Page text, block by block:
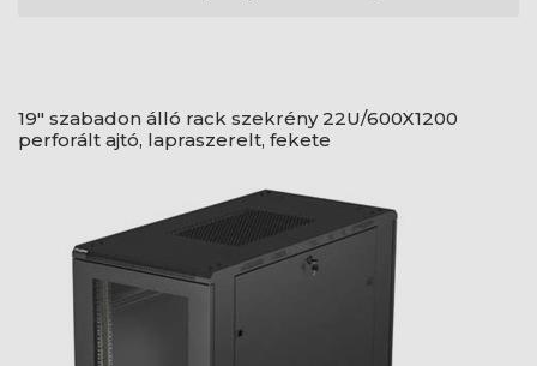
19" szabadon álló rack szekrény 22U/600X1200
perforált ajtó, lapraszerelt, fekete